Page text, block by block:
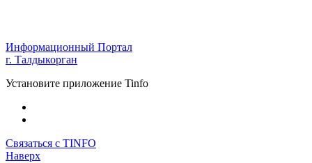
Информационный Портал
г. Талдыкорган
Установите приложение Tinfo
Связаться с TINFO
Наверх